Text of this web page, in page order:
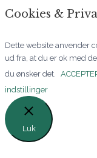
Cookies &
Dette website anvender
ud fra, at du er ok med
du ønsker det.
indstillinger
Luk